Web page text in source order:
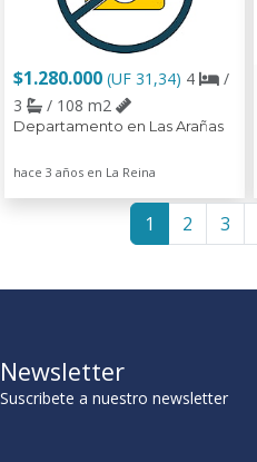
$1.280.000 (UF 31,34) 4
/
3
/ 108 m2
Departamento en Las Arañas
hace 3 años en La Reina
1 2 3
Newsletter
Suscribete a nuestro newsletter